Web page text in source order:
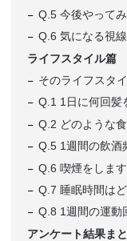
Q.5 今後やって
Q.6 気になる視
ライフスタイル篇
そのライフスタ
Q.1 1日に何回髪
Q.2 どのような
Q.5 1週間の飲酒
Q.6 喫煙をしま
Q.7 睡眠時間は
Q.8 1週間の運動
アンケート結果ま